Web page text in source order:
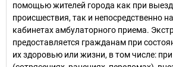
помощью жителей города как при
происшествия, так и непосредственно
кабинетах амбулаторного приема.
предоставляется гражданам при
их здоровью или жизни, в том числе: